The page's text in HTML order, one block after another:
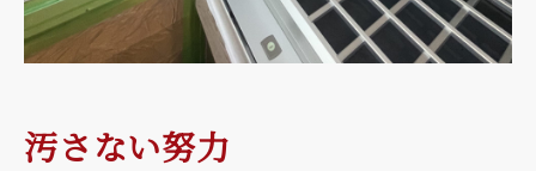
汚さない努力